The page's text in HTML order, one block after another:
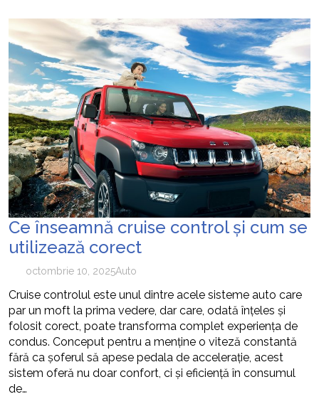
Ce înseamnă cruise control și cum se
utilizează corect
octombrie 10, 2025Auto
Cruise controlul este unul dintre acele sisteme auto care
par un moft la prima vedere, dar care, odată înțeles și
folosit corect, poate transforma complet experiența de
condus. Conceput pentru a menține o viteză constantă
fără ca șoferul să apese pedala de accelerație, acest
sistem oferă nu doar confort, ci și eficiență în consumul
de…